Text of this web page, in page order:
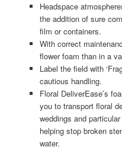
Headspace
the addition of sure
film or containers.
With correct
flower foam than in a
Label the field with
cautious handling.
Floral DeliverEase’s
you to transport floral
weddings and
helping stop broken
water.